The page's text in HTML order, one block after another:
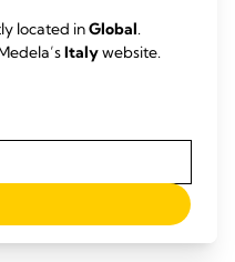
located inGlobal.
Italywebsite.